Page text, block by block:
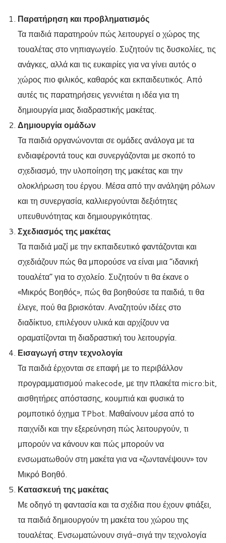
Παρατήρηση και προβληματισμός
Τα παιδιά παρατηρούν πώς λειτουργεί ο χώρος της
τουαλέτας στο νηπιαγωγείο. Συζητούν τις δυσκολίες, τις
ανάγκες, αλλά και τις ευκαιρίες για να γίνει αυτός ο
χώρος πιο φιλικός, καθαρός και εκπαιδευτικός. Από
αυτές τις παρατηρήσεις γεννιέται η ιδέα για τη
δημιουργία μιας διαδραστικής μακέτας.
Δημιουργία ομάδων
Τα παιδιά οργανώνονται σε ομάδες ανάλογα με τα
ενδιαφέροντά τους και συνεργάζονται με σκοπό το
σχεδιασμό, την υλοποίηση της μακέτας και την
ολοκλήρωση του έργου. Μέσα από την ανάληψη ρόλων
και τη συνεργασία, καλλιεργούνται δεξιότητες
υπευθυνότητας και δημιουργικότητας.
Σχεδιασμός της μακέτας
Τα παιδιά μαζί με την εκπαιδευτικό φαντάζονται και
σχεδιάζουν πώς θα μπορούσε να είναι μια “ιδανική
τουαλέτα” για το σχολείο. Συζητούν τι θα έκανε ο
«Μικρός Βοηθός», πώς θα βοηθούσε τα παιδιά, τι θα
έλεγε, πού θα βρισκόταν. Αναζητούν ιδέες στο
διαδίκτυο, επιλέγουν υλικά και αρχίζουν να
οραματίζονται τη διαδραστική του λειτουργία.
Εισαγωγή στην τεχνολογία
Τα παιδιά έρχονται σε επαφή με το περιβάλλον
προγραμματισμού makecode, με την πλακέτα micro:bit,
αισθητήρες απόστασης, κουμπιά και φυσικά το
ρομποτικό όχημα TPbot. Μαθαίνουν μέσα από το
παιχνίδι και την εξερεύνηση πώς λειτουργούν, τι
μπορούν να κάνουν και πώς μπορούν να
ενσωματωθούν στη μακέτα για να «ζωντανέψουν» τον
Μικρό Βοηθό.
Κατασκευή της μακέτας
Με οδηγό τη φαντασία και τα σχέδια που έχουν φτιάξει,
τα παιδιά δημιουργούν τη μακέτα του χώρου της
τουαλέτας. Ενσωματώνουν σιγά-σιγά την τεχνολογία